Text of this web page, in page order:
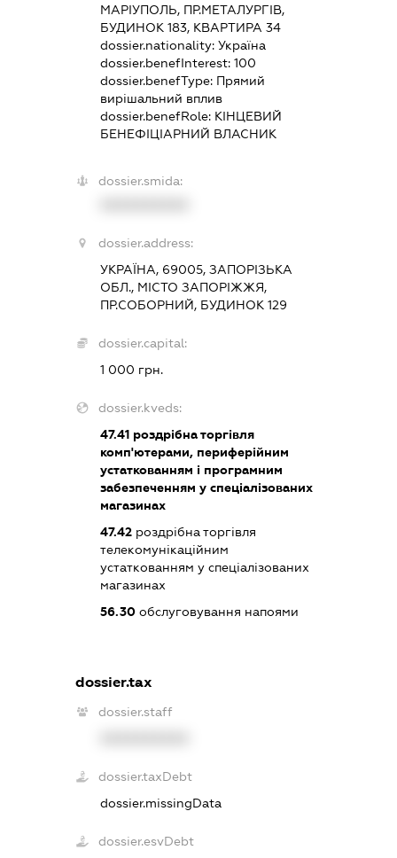
МАРІУПОЛЬ, ПР.МЕТАЛУРГІВ,
БУДИНОК 183, КВАРТИРА 34
dossier.nationality: Україна
dossier.benefInterest: 100
dossier.benefType: Прямий
вирішальний вплив
dossier.benefRole: КІНЦЕВИЙ
БЕНЕФІЦІАРНИЙ ВЛАСНИК
dossier.smida:
dossier.address:
УКРАЇНА, 69005, ЗАПОРІЗЬКА
ОБЛ., МІСТО ЗАПОРІЖЖЯ,
ПР.СОБОРНИЙ, БУДИНОК 129
dossier.capital:
1 000 грн.
dossier.kveds:
47.41роздрібна торгівля
комп'ютерами, периферійним
устаткованням і програмним
забезпеченням у спеціалізованих
магазинах
47.42роздрібна торгівля
телекомунікаційним
устаткованням у спеціалізованих
магазинах
56.30обслуговування напоями
dossier.tax
dossier.staff
dossier.taxDebt
dossier.missingData
dossier.esvDebt